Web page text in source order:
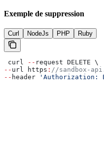
Exemple de suppression
Curl NodeJs PHP Ruby
curl -- request DELETE \
-- url https : //sandbox-
-- header 'Authorization: